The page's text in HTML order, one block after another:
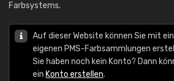
Farbsystems.
Auf dieser Website können Sie mit
eigenen PMS-Farbsammlungen
Sie haben noch kein Konto? Dann
ein Konto erstellen.